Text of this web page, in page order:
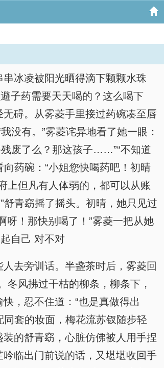
冰凌被阳光晒得滴下颗颗水珠
子药需要天天喝的？这么喝下
碍。从雾菱手里接过药碗凑至唇
没有。”雾菱诧异地看了她一眼：
残废了么？那这孩子……”“不知道
药碗：“小姐您快喝药吧！初晴
上但凡有人体弱的，都可以从账
青窈摇了摇头。初晴，她只见过
呀！那快别喝了！”雾菱一把从她
自己 对不对
去旁训话。半盏茶时后，雾菱回
冬风拂过干枯的柳条，柳条下，
，忍不住道：“也是真做得出
套的妆面，梅花流苏钗随步轻
的舒青窈，心脏仿佛被人用手捏
临出门前说的话，又堪堪收回手